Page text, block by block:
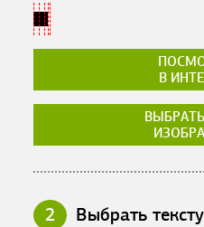
В
2 Выбрать